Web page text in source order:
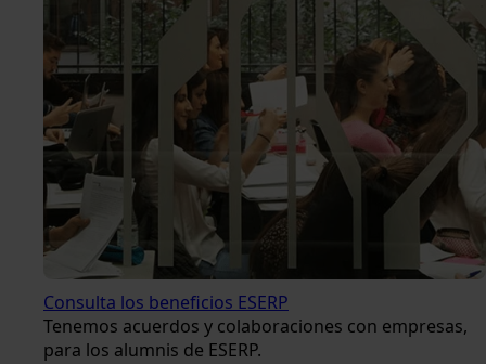
Consulta los beneficios ESERP
Tenemos acuerdos y colaboraciones con empresas,
para los alumnis de ESERP.